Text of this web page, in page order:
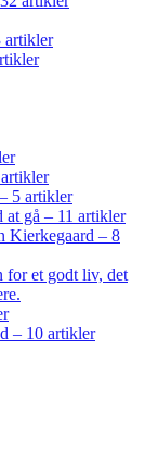
artikler
5 artikler
gå – 11 artikler
Kierkegaard – 8
for et godt liv, det
– 10 artikler